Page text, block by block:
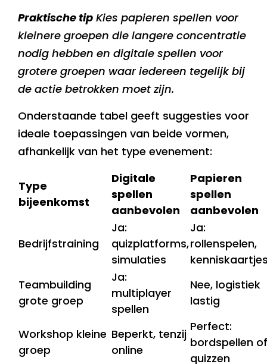
Praktische tip Kies papieren spellen voor
kleinere groepen die langere concentratie
nodig hebben en digitale spellen voor
grotere groepen waar iedereen tegelijk bij
de actie betrokken moet zijn.
Onderstaande tabel geeft suggesties voor
ideale toepassingen van beide vormen,
afhankelijk van het type evenement:
Type
bijeenkomst
Digitale
spellen
aanbevolen
Papieren
spellen
aanbevolen
Bedrijfstraining
Ja:
quizplatforms,
simulaties
Ja:
rollenspelen,
Teambuilding
grote groep
Ja:
multiplayer
spellen
Nee, logistiek
lastig
Workshop kleine
groep
Beperkt, tenzij
online
Perfect:
bordspellen of
quizzen